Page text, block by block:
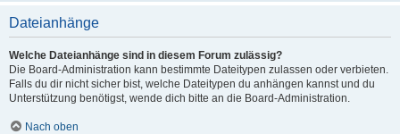
Dateianhänge
Welche Dateianhänge sind in diesem Forum zulässig?
Die Board-Administration kann bestimmte Dateitypen zulassen oder verbieten.
Falls du dir nicht sicher bist, welche Dateitypen du anhängen kannst und du
Unterstützung benötigst, wende dich bitte an die Board-Administration.
Nach oben